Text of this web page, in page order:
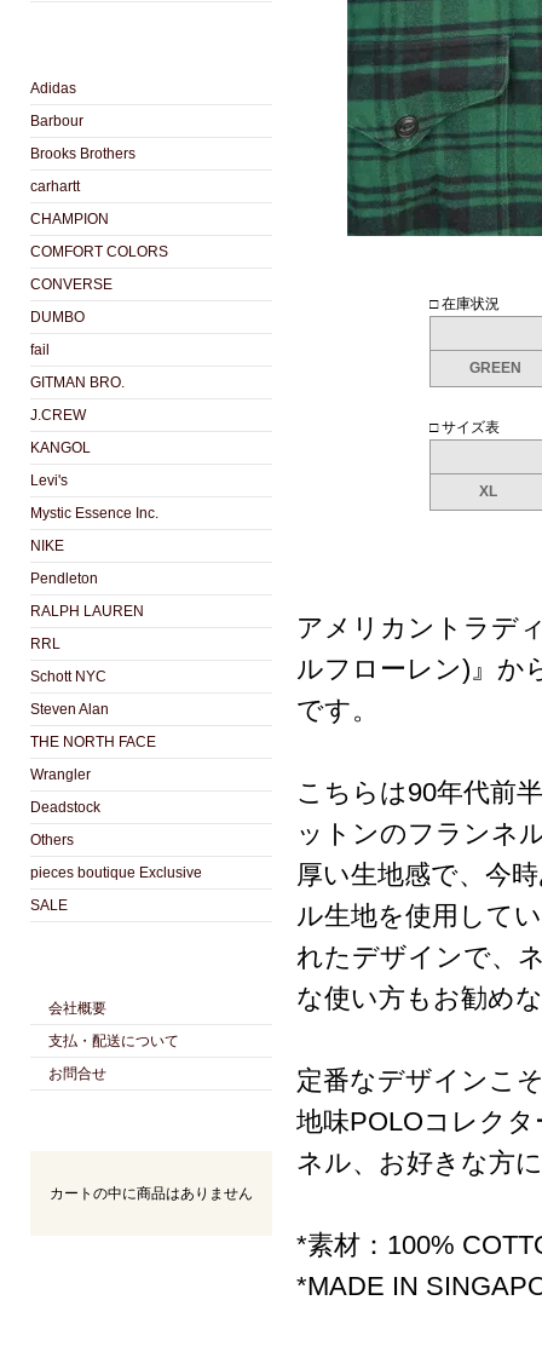
Adidas
Barbour
Brooks Brothers
carhartt
CHAMPION
COMFORT COLORS
CONVERSE
DUMBO
fail
GITMAN BRO.
J.CREW
KANGOL
Levi's
Mystic Essence Inc.
NIKE
Pendleton
RALPH LAUREN
RRL
Schott NYC
Steven Alan
THE NORTH FACE
Wrangler
Deadstock
Others
pieces boutique Exclusive
SALE
会社概要
支払・配送について
お問合せ
カートの中に商品はありません
□ 在庫状況
GREEN
□ サイズ表
XL
アメリカントラデ
ルフローレン)』か
です。
こちらは90年代前
ットンのフランネ
厚い生地感で、今
ル生地を使用して
れたデザインで、
な使い方もお勧め
定番なデザインこ
地味POLOコレク
ネル、お好きな方
*素材：100%
*MADE IN